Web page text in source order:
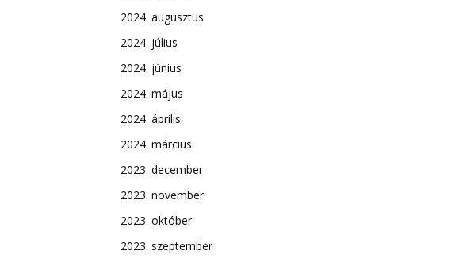
2024. augusztus
2024. július
2024. június
2024. május
2024. április
2024. március
2023. december
2023. november
2023. október
2023. szeptember